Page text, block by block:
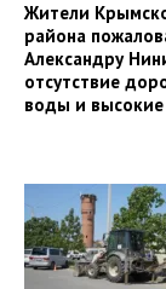
Жители
района
Александру
отсутствие
воды и